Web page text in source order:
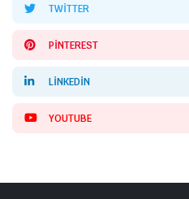
TWITTER
PINTEREST
LINKEDIN
YOUTUBE